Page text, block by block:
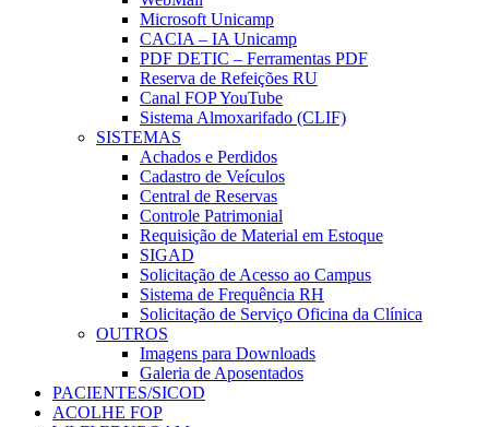
Microsoft Unicamp
CACIA – IA Unicamp
PDF DETIC – Ferramentas PDF
Reserva de Refeições RU
Canal FOP YouTube
Sistema Almoxarifado (CLIF)
SISTEMAS
Achados e Perdidos
Cadastro de Veículos
Central de Reservas
Controle Patrimonial
Requisição de Material em Estoque
SIGAD
Solicitação de Acesso ao Campus
Sistema de Frequência RH
Solicitação de Serviço Oficina da Clínica
OUTROS
Imagens para Downloads
Galeria de Aposentados
PACIENTES/SICOD
ACOLHE FOP